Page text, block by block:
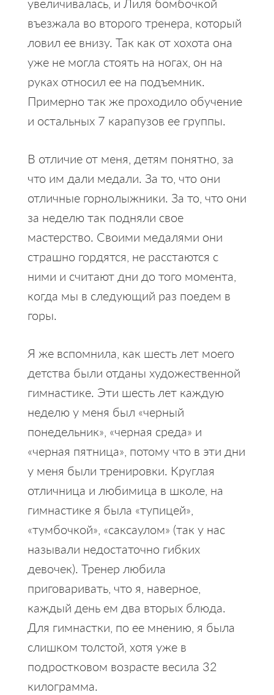
въезжала во второго тренера, который
ловил ее внизу. Так как от хохота она
уже не могла стоять на ногах, он на
руках относил ее на подъемник.
Примерно так же проходило обучение
и остальных 7 карапузов ее группы.
В отличие от меня, детям понятно, за
что им дали медали. За то, что они
отличные горнолыжники. За то, что они
за неделю так подняли свое
мастерство. Своими медалями они
страшно гордятся, не расстаются с
ними и считают дни до того момента,
когда мы в следующий раз поедем в
горы.
Я же вспомнила, как шесть лет моего
детства были отданы художественной
гимнастике. Эти шесть лет каждую
неделю у меня был «черный
понедельник», «черная среда» и
«черная пятница», потому что в эти дни
у меня были тренировки. Круглая
отличница и любимица в школе, на
гимнастике я была «тупицей»,
«тумбочкой», «саксаулом» (так у нас
называли недостаточно гибких
девочек). Тренер любила
приговаривать, что я, наверное,
каждый день ем два вторых блюда.
Для гимнастки, по ее мнению, я была
слишком толстой, хотя уже в
подростковом возрасте весила 32
килограмма.